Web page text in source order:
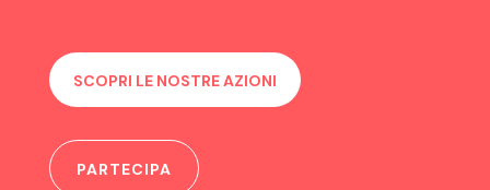
SCOPRI LE NOSTRE AZIONI
PARTECIPA